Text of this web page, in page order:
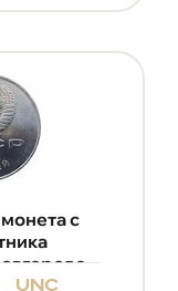
с
unc